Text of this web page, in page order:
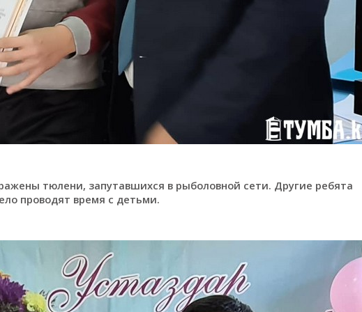
тюлени, запутавшихся в рыболовной сети. Другие ребята
проводят время с детьми.